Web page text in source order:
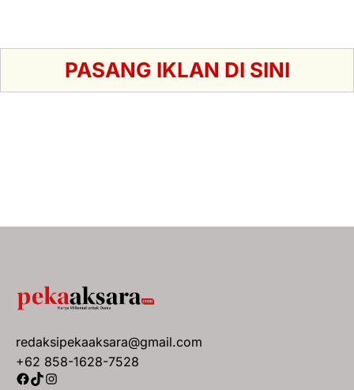
PASANG IKLAN DI SINI
redaksipekaaksara@gmail.com
+62 858-1628-7528
Facebook
TikTok
Instagram